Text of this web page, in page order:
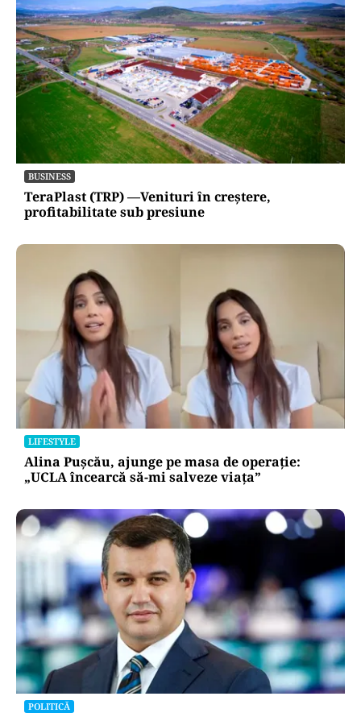
BUSINESS
TeraPlast (TRP) —Venituri în creștere,
profitabilitate sub presiune
LIFESTYLE
Alina Pușcău, ajunge pe masa de operație:
„UCLA încearcă să-mi salveze viața”
POLITICĂ